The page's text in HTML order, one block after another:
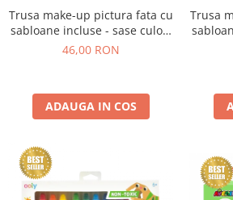
Jucarii dentitie
Jucarii Senzoriale
Teatru de papusi
Umbrele
Stilouri
Trusa make-up pictura fata cu
sabloane incluse - sase culori
non-alergice - curcubeu si
46,00 RON
ADAUGA IN COS
Trusa
non-